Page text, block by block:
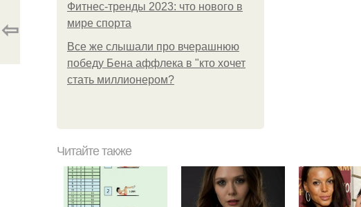
Фитнес-тренды 2023: что нового в
мире спорта
Все же слышали про вчерашнюю
победу Бена аффлека в "кто хочет
стать миллионером?
⇦
Читайте также